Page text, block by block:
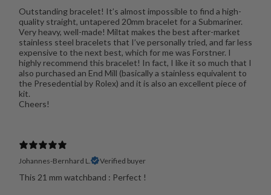
Outstanding bracelet! It’s almost impossible to find a high-
quality straight, untapered 20mm bracelet for a Submariner.
Very heavy, well-made! Miltat makes the best after-market
stainless steel bracelets that I’ve personally tried, and far less
expensive to the next best, which for me was Forstner. I
highly recommend this bracelet! In fact, I like it so much that I
also purchased an End Mill (basically a stainless equivalent to
the Presedential by Rolex) and it is also an excellent piece of
kit.
Cheers!
Johannes-Bernhard L. Verified buyer
This 21 mm watchband : Perfect !